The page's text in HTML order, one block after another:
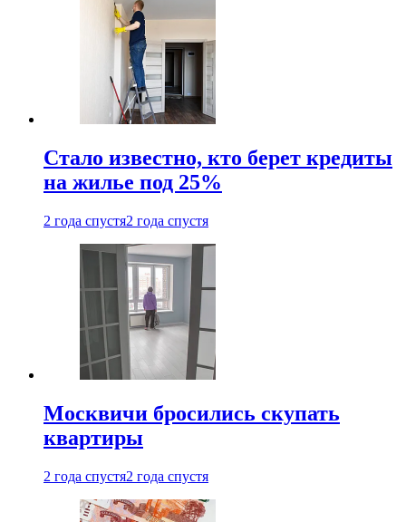
Стало известно, кто берет кредиты
на жилье под 25%
2 года спустя2 года спустя
Москвичи бросились скупать
квартиры
2 года спустя2 года спустя